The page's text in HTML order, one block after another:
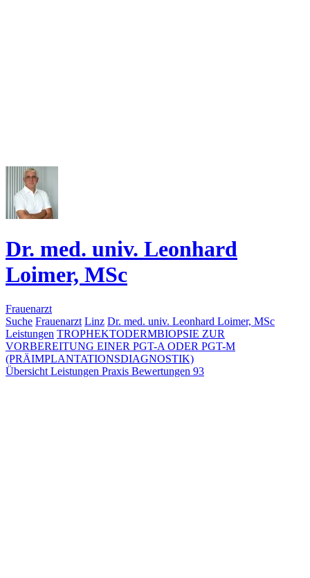
Dr. med. univ. Leonhard
Loimer, MSc
Frauenarzt
Suche Frauenarzt Linz Dr. med. univ. Leonhard Loimer, MSc
Leistungen TROPHEKTODERMBIOPSIE ZUR
VORBEREITUNG EINER PGT-A ODER PGT-M
(PRÄIMPLANTATIONSDIAGNOSTIK)
Übersicht Leistungen Praxis Bewertungen 93